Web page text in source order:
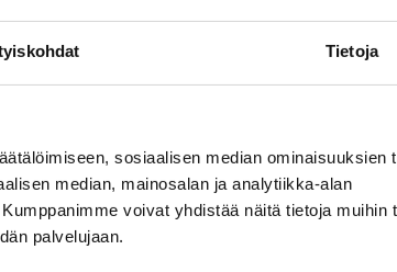
Tietoja
sosiaalisen median ominaisuuksien
median, mainosalan ja analytiikka-alan
voivat yhdistää näitä tietoja muihin
palvelujaan.
ja stimuloiva vaikutus. Itse olen ollut kolme
ei ole järjestetty, vaikka ne olisivat koskeneet